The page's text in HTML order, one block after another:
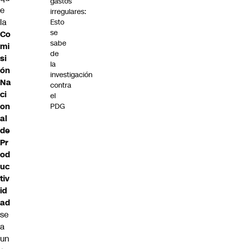
e
la
Co
mi
si
ón
Na
ci
on
al
de
Pr
od
uc
tiv
id
ad
se
a
un
irregulares:
Esto
se
sabe
de
la
investigación
contra
el
PDG